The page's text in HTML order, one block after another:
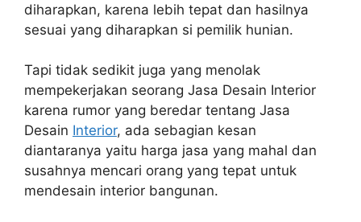
diharapkan, karena lebih tepat dan hasilnya
sesuai yang diharapkan si pemilik hunian.
Tapi tidak sedikit juga yang menolak
mempekerjakan seorang Jasa Desain Interior
karena rumor yang beredar tentang Jasa
Desain Interior, ada sebagian kesan
diantaranya yaitu harga jasa yang mahal dan
susahnya mencari orang yang tepat untuk
mendesain interior bangunan.